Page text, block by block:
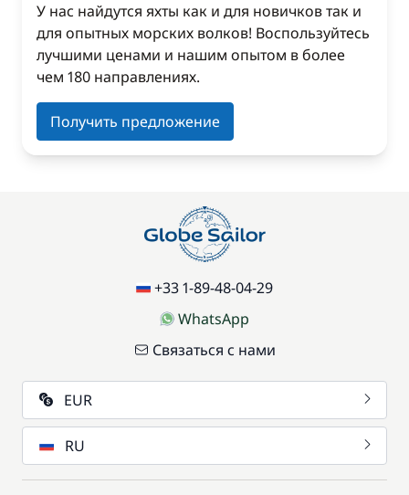
У нас найдутся яхты как и для новичков так и
для опытных морских волков! Воспользуйтесь
лучшими ценами и нашим опытом в более
чем 180 направлениях.
Получить предложение
+33 1-89-48-04-29
WhatsApp
Связаться с нами
EUR
RU